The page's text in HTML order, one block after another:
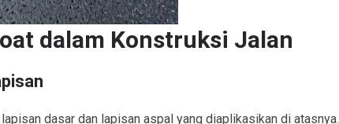
dalam Konstruksi Jalan
dasar dan lapisan aspal yang diaplikasikan di atasnya.